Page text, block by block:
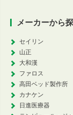
メーカーから
セイリン
山正
大和漢
ファロス
高田ベッド製作所
カナケン
日進医療器